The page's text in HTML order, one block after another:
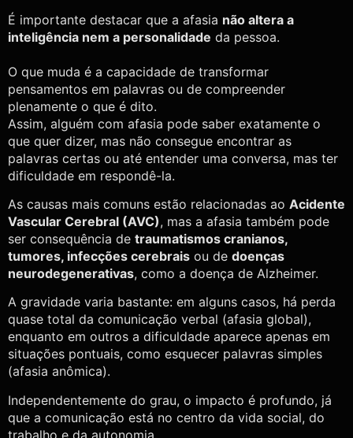
É importante destacar que a afasia não altera a
inteligência nem a personalidade da pessoa.
O que muda é a capacidade de transformar
pensamentos em palavras ou de compreender
plenamente o que é dito.
Assim, alguém com afasia pode saber exatamente o
que quer dizer, mas não consegue encontrar as
palavras certas ou até entender uma conversa, mas ter
dificuldade em respondê-la.
As causas mais comuns estão relacionadas ao Acidente
Vascular Cerebral (AVC), mas a afasia também pode
ser consequência de traumatismos cranianos,
tumores, infecções cerebrais ou de doenças
neurodegenerativas, como a doença de Alzheimer.
A gravidade varia bastante: em alguns casos, há perda
quase total da comunicação verbal (afasia global),
enquanto em outros a dificuldade aparece apenas em
situações pontuais, como esquecer palavras simples
(afasia anômica).
Independentemente do grau, o impacto é profundo, já
que a comunicação está no centro da vida social, do
trabalho e da autonomia.